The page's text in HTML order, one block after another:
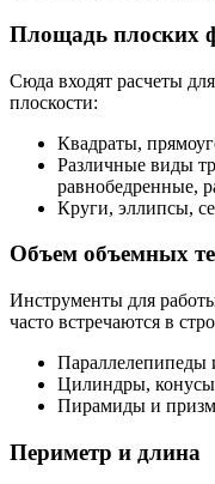
Площадь плоских
Сюда входят расчеты
плоскости:
Квадраты,
Различные виды
равнобедренные,
Круги, эллипсы,
Объем объемных
Инструменты для
часто встречаются в
Параллелепипеды
Цилиндры,
Пирамиды и
Периметр и длина